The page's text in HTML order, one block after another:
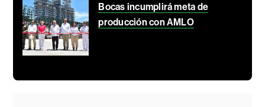
Bocas incumplirá meta de
producción con AMLO